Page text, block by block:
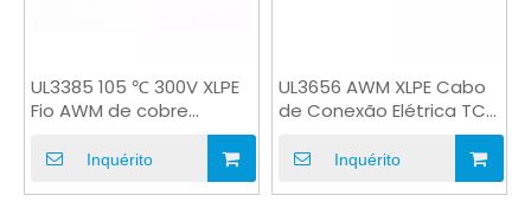
UL3385 105 ℃ 300V XLPE
Fio AWM de cobre
estanhado retardador
de chamas
Inquérito
UL3656 AWM XLPE Cabo
de Conexão Elétrica TC
Inquérito